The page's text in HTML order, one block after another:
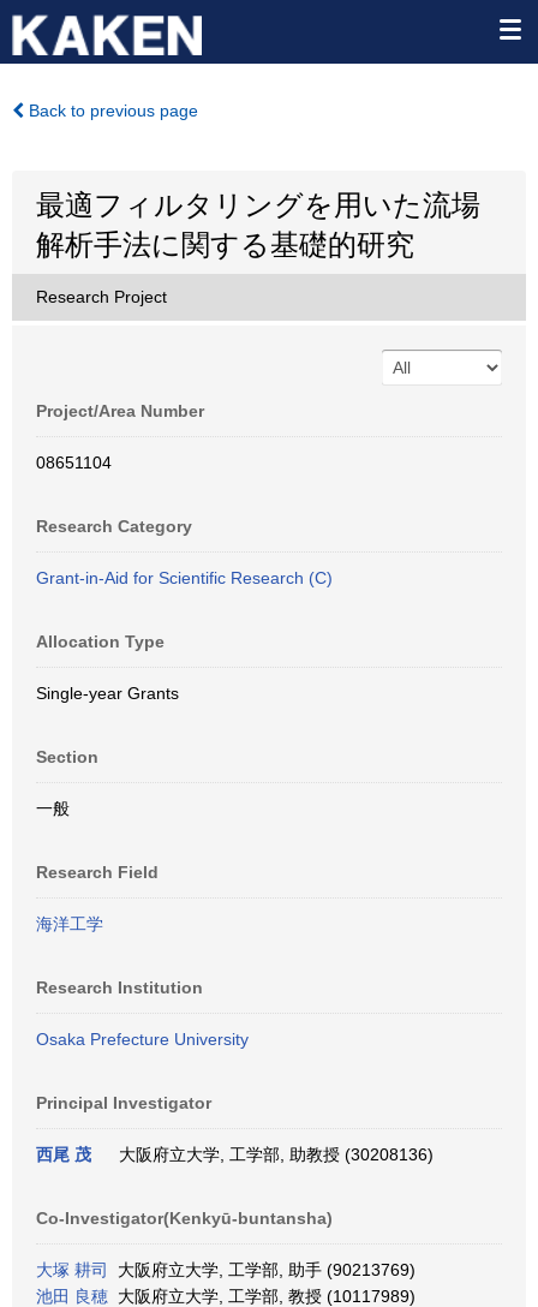
Back to previous page
最適フィルタリングを用いた流場
解析手法に関する基礎的研究
Research Project
Project/Area Number
08651104
Research Category
Grant-in-Aid for Scientific Research (C)
Allocation Type
Single-year Grants
Section
一般
Research Field
海洋工学
Research Institution
Osaka Prefecture University
Principal Investigator
西尾 茂 大阪府立大学, 工学部, 助教授 (30208136)
Co-Investigator(Kenkyū-buntansha)
大塚 耕司
大阪府立大学, 工学部, 助手 (90213769)
池田 良穂 大阪府立大学, 工学部, 教授 (10117989)